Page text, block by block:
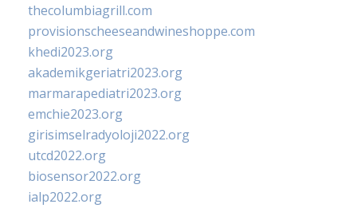
thecolumbiagrill.com
provisionscheeseandwineshoppe.com
khedi2023.org
akademikgeriatri2023.org
marmarapediatri2023.org
emchie2023.org
girisimselradyoloji2022.org
utcd2022.org
biosensor2022.org
ialp2022.org